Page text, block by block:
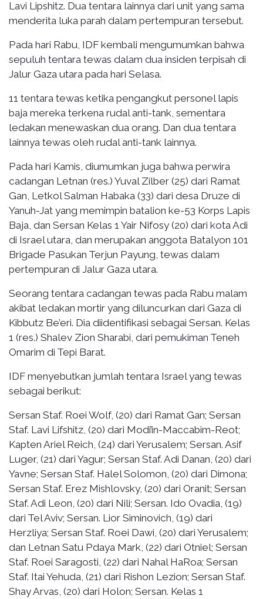
Lavi Lipshitz. Dua tentara lainnya dari unit yang sama
menderita luka parah dalam pertempuran tersebut.
Pada hari Rabu, IDF kembali mengumumkan bahwa
sepuluh tentara tewas dalam dua insiden terpisah di
Jalur Gaza utara pada hari Selasa.
11 tentara tewas ketika pengangkut personel lapis
baja mereka terkena rudal anti-tank, sementara
ledakan menewaskan dua orang. Dan dua tentara
lainnya tewas oleh rudal anti-tank lainnya.
Pada hari Kamis, diumumkan juga bahwa perwira
cadangan Letnan (res.) Yuval Zilber (25) dari Ramat
Gan, Letkol Salman Habaka (33) dari desa Druze di
Yanuh-Jat yang memimpin batalion ke-53 Korps Lapis
Baja, dan Sersan Kelas 1 Yair Nifosy (20) dari kota Adi
di Israel utara, dan merupakan anggota Batalyon 101
Brigade Pasukan Terjun Payung, tewas dalam
pertempuran di Jalur Gaza utara.
Seorang tentara cadangan tewas pada Rabu malam
akibat ledakan mortir yang diluncurkan dari Gaza di
Kibbutz Be’eri. Dia diidentifikasi sebagai Sersan. Kelas
1 (res.) Shalev Zion Sharabi, dari pemukiman Teneh
Omarim di Tepi Barat.
IDF menyebutkan jumlah tentara Israel yang tewas
sebagai berikut:
Sersan Staf. Roei Wolf, (20) dari Ramat Gan; Sersan
Staf. Lavi Lifshitz, (20) dari Modi’in-Maccabim-Reot;
Kapten Ariel Reich, (24) dari Yerusalem; Sersan. Asif
Luger, (21) dari Yagur; Sersan Staf. Adi Danan, (20) dari
Yavne; Sersan Staf. Halel Solomon, (20) dari Dimona;
Sersan Staf. Erez Mishlovsky, (20) dari Oranit; Sersan
Staf. Adi Leon, (20) dari Nili; Sersan. Ido Ovadia, (19)
dari Tel Aviv; Sersan. Lior Siminovich, (19) dari
Herzliya; Sersan Staf. Roei Dawi, (20) dari Yerusalem;
dan Letnan Satu Pdaya Mark, (22) dari Otniel; Sersan
Staf. Roei Saragosti, (22) dari Nahal HaRoa; Sersan
Staf. Itai Yehuda, (21) dari Rishon Lezion; Sersan Staf.
Shay Arvas, (20) dari Holon; Sersan. Kelas 1